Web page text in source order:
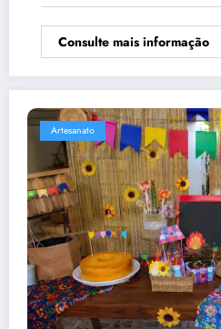
Consulte mais informação
Artesanato